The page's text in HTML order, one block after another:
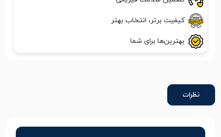
کیفیت برتر، انتخاب بهتر
بهترین‌ها برای شما
نظرات